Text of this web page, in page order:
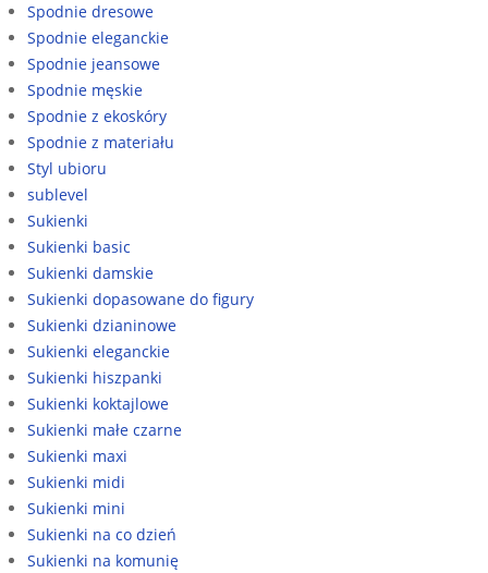
Spodnie dresowe
Spodnie eleganckie
Spodnie jeansowe
Spodnie męskie
Spodnie z ekoskóry
Spodnie z materiału
Styl ubioru
sublevel
Sukienki
Sukienki basic
Sukienki damskie
Sukienki dopasowane do figury
Sukienki dzianinowe
Sukienki eleganckie
Sukienki hiszpanki
Sukienki koktajlowe
Sukienki małe czarne
Sukienki maxi
Sukienki midi
Sukienki mini
Sukienki na co dzień
Sukienki na komunię